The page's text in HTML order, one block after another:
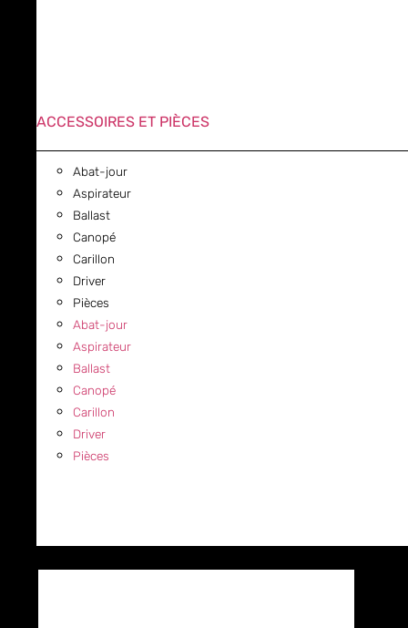
ACCESSOIRES ET PIÈCES
Abat-jour
Aspirateur
Ballast
Canopé
Carillon
Driver
Pièces
Abat-jour
Aspirateur
Ballast
Canopé
Carillon
Driver
Pièces